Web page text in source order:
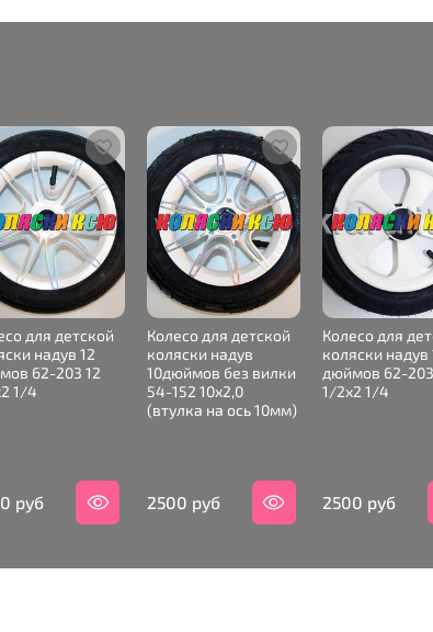
для детской
надув 12
62-203 12
1/4
руб
Колесо для детской
коляски надув
10дюймов без вилки
54-152 10х2,0
(втулка на ось 10мм)
2500 руб
Колесо для
коляски надув
дюймов 62-203
1/2х2 1/4
2500 руб